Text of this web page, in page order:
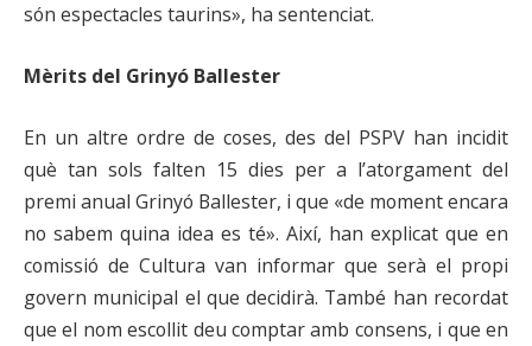
són espectacles taurins», ha sentenciat.
Mèrits del Grinyó Ballester
En un altre ordre de coses, des del PSPV han incidit
què tan sols falten 15 dies per a l’atorgament del
premi anual Grinyó Ballester, i que «de moment encara
no sabem quina idea es té». Així, han explicat que en
comissió de Cultura van informar que serà el propi
govern municipal el que decidirà. També han recordat
que el nom escollit deu comptar amb consens, i que en